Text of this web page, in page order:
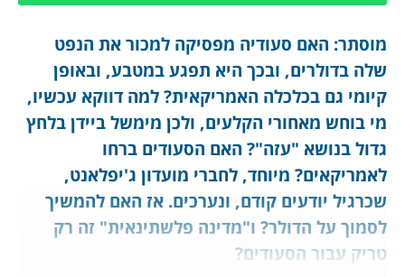
מוסתר: האם סעודיה מפסיקה למכור את הנפט
שלה בדולרים, ובכך היא תפגע במטבע, ובאופן
קיומי גם בכלכלה האמריקאית? למה דווקא עכשיו,
מי בוחש מאחורי הקלעים, ולכן מימשל ביידן בלחץ
גדול בנושא "עזה"? האם הסעודים ברחו
לאמריקאים? מיוחד, לחברי מועדון ג'יפלאנט,
שכרגיל יודעים קודם, ונערכים. אז האם להמשיך
לסמוך על הדולר? ו"מדינה פלשתינאית" זה רק
טריק עבור הסעודים?